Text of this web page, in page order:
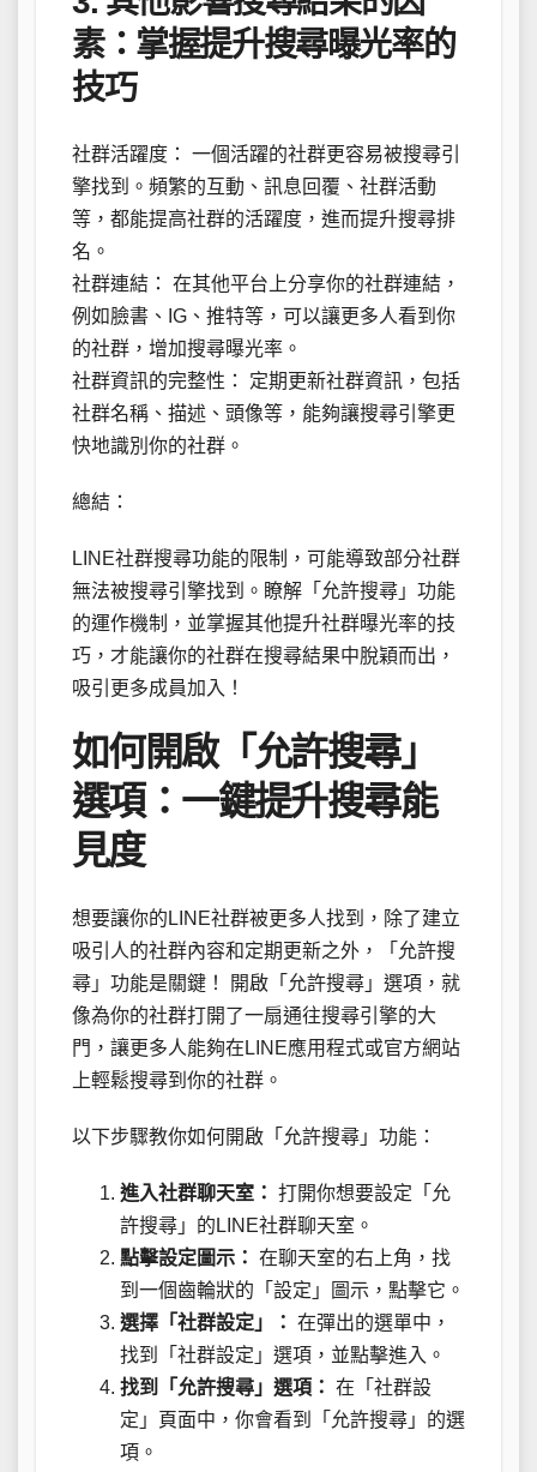
素：掌握提升搜尋曝光率的
技巧
社群活躍度： 一個活躍的社群更容易被搜尋引
擎找到。頻繁的互動、訊息回覆、社群活動
等，都能提高社群的活躍度，進而提升搜尋排
名。
社群連結： 在其他平台上分享你的社群連結，
例如臉書、IG、推特等，可以讓更多人看到你
的社群，增加搜尋曝光率。
社群資訊的完整性： 定期更新社群資訊，包括
社群名稱、描述、頭像等，能夠讓搜尋引擎更
快地識別你的社群。
總結：
LINE社群搜尋功能的限制，可能導致部分社群
無法被搜尋引擎找到。瞭解「允許搜尋」功能
的運作機制，並掌握其他提升社群曝光率的技
巧，才能讓你的社群在搜尋結果中脫穎而出，
吸引更多成員加入！
如何開啟「允許搜尋」
選項：一鍵提升搜尋能
見度
想要讓你的LINE社群被更多人找到，除了建立
吸引人的社群內容和定期更新之外，「允許搜
尋」功能是關鍵！ 開啟「允許搜尋」選項，就
像為你的社群打開了一扇通往搜尋引擎的大
門，讓更多人能夠在LINE應用程式或官方網站
上輕鬆搜尋到你的社群。
以下步驟教你如何開啟「允許搜尋」功能：
進入社群聊天室： 打開你想要設定「允
許搜尋」的LINE社群聊天室。
點擊設定圖示： 在聊天室的右上角，找
到一個齒輪狀的「設定」圖示，點擊它。
選擇「社群設定」： 在彈出的選單中，
找到「社群設定」選項，並點擊進入。
找到「允許搜尋」選項： 在「社群設
定」頁面中，你會看到「允許搜尋」的選
項。